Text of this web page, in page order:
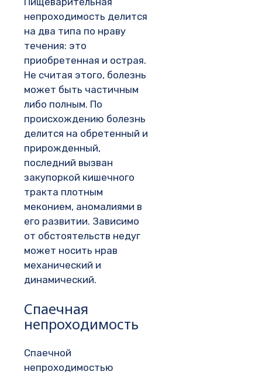
непроходимость делится
на два типа по нраву
течения: это
приобретенная и острая.
Не считая этого, болезнь
может быть частичным
либо полным. По
происхождению болезнь
делится на обретенный и
прирожденный,
последний вызван
закупоркой кишечного
тракта плотным
меконием, аномалиями в
его развитии. Зависимо
от обстоятельств недуг
может носить нрав
механический и
динамический.
Спаечная
непроходимость
Спаечной
непроходимостью